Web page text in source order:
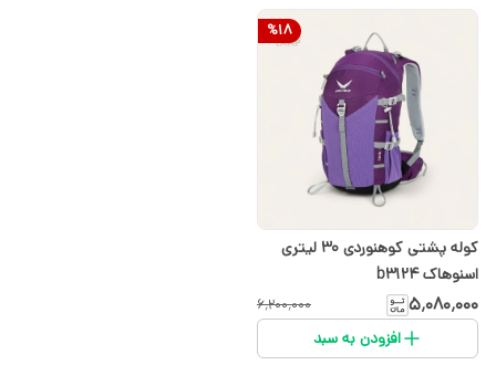
%18
کوله پشتی کوهنوردی 30 لیتری
اسنوهاک b3124
۵٬۰۸۰٬۰۰۰ ۶٬۲۰۰٬۰۰۰
افزودن به سبد